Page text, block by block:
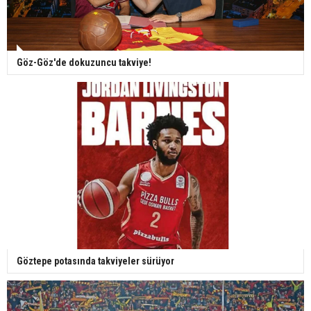
Göz-Göz'de dokuzuncu takviye!
Göztepe potasında takviyeler sürüyor